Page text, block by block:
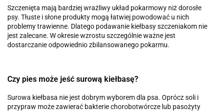
Szczenięta mają bardziej wrażliwy układ pokarmowy niż dorosłe
psy. Tłuste i słone produkty mogą łatwiej powodować u nich
problemy trawienne. Dlatego podawanie kiełbasy szczeniakom nie
jest zalecane. W okresie wzrostu szczególnie ważne jest
dostarczanie odpowiednio zbilansowanego pokarmu.
Czy pies może jeść surową kiełbasę?
Surowa kiełbasa nie jest dobrym wyborem dla psa. Oprócz soli i
przypraw może zawierać bakterie chorobotwórcze lub pasożyty